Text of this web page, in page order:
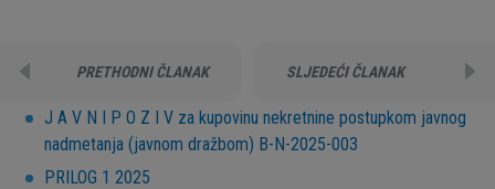
PRETHODNI ČLANAK SLJEDEĆI ČLANAK
J A V N I P O Z I V za kupovinu nekretnine postupkom javnog
nadmetanja (javnom dražbom) B-N-2025-003
PRILOG 1 2025